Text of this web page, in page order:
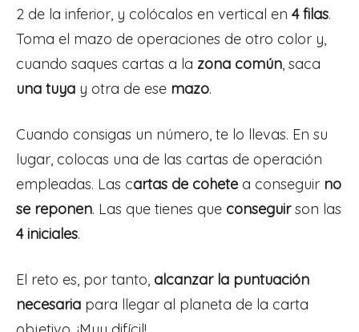
2 de la inferior, y colócalos en vertical en 4 filas.
Toma el mazo de operaciones de otro color y,
cuando saques cartas a la zona común , saca
una tuya y otra de ese mazo.
Cuando consigas un número, te lo llevas. En su
lugar, colocas una de las cartas de operación
empleadas. Las cartas de cohete a conseguir no
se reponen. Las que tienes que conseguirson las
4 iniciales.
El reto es, por tanto, alcanzar la puntuación
necesaria para llegar al planeta de la carta